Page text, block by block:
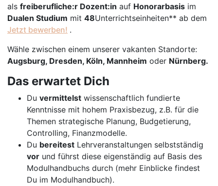
als freiberufliche:r Dozent:in auf Honorarbasis im
Dualen Studium mit 48Unterrichtseinheiten** ab dem
Jetzt bewerben! .
Wähle zwischen einem unserer vakanten Standorte:
Augsburg, Dresden, Köln, Mannheim oder Nürnberg.
Das erwartet Dich
Du vermittelst wissenschaftlich fundierte
Kenntnisse mit hohem Praxisbezug, z.B. für die
Themen strategische Planung, Budgetierung,
Controlling, Finanzmodelle.
Du bereitest Lehrveranstaltungen selbstständig
vor und führst diese eigenständig auf Basis des
Modulhandbuchs durch (mehr Einblicke findest
Du im Modulhandbuch).